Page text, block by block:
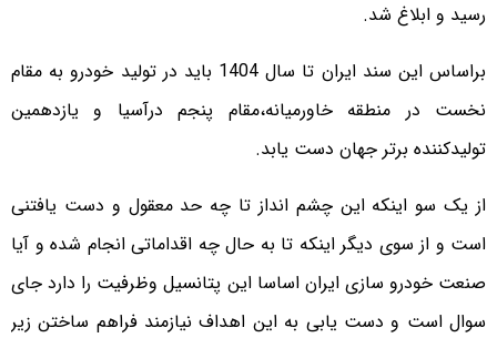
رسید و ابلاغ شد.
براساس این سند ایران تا سال 1404 باید در تولید خودرو به مقام
نخست در منطقه خاورمیانه،مقام پنجم درآسیا و یازدهمین
تولیدکننده برتر جهان دست یابد.
از یک سو اینکه این چشم انداز تا چه حد معقول و دست یافتنی
است و از سوی دیگر اینکه تا به حال چه اقداماتی انجام شده و آیا
صنعت خودرو سازی ایران اساسا این پتانسیل وظرفیت را دارد جای
سوال است و دست یابی به این اهداف نیازمند فراهم ساختن زیر